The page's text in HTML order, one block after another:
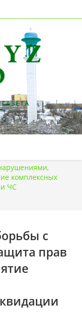
комплексных
ЧС
с
прав